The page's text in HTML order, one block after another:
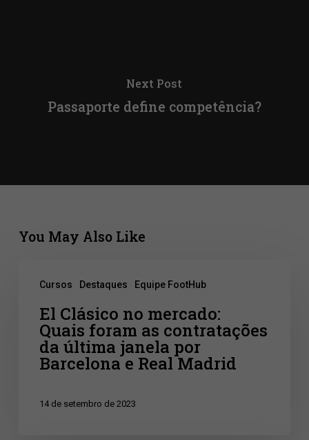
Next Post
Passaporte define competência?
You May Also Like
Cursos Destaques Equipe FootHub
Clásico
mercado:
Quais
El Clásico no mercado:
Quais foram as contratações
da última janela por
Barcelona e Real Madrid
14 de setembro de 2023